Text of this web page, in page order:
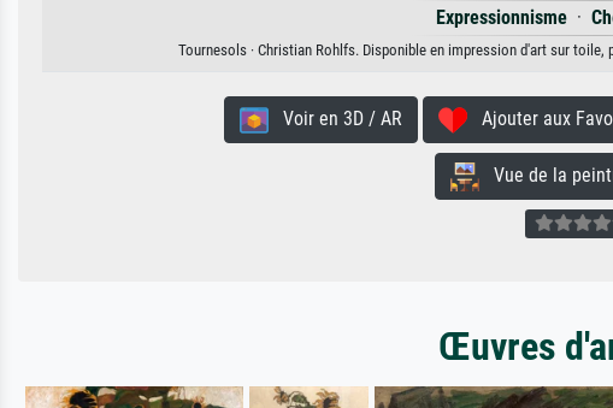
Expressionnisme·
Tournesols · Christian Rohlfs. Disponible en impression d'art sur
Voir en 3D / AR Ajouter aux
Vue de la
Œuvres